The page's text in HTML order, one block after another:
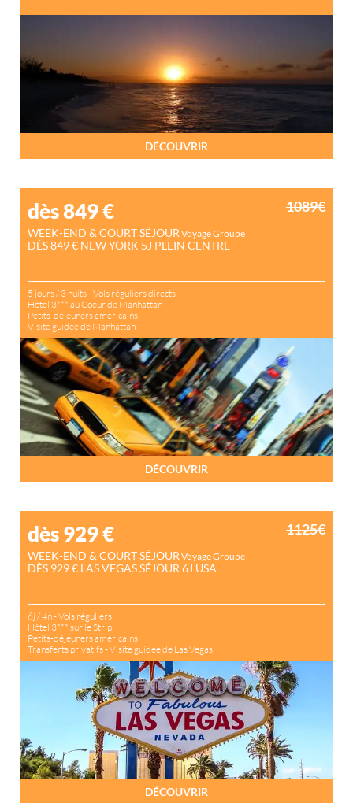
DÉCOUVRIR
dès 849€
WEEK-END & COURT SÉJOUR Voyage Groupe
DÈS 849 € NEW YORK 5J PLEIN CENTRE
5 jours / 3 nuits - Vols réguliers directs
Hôtel 3*** au Coeur de Manhattan
Petits-déjeuners américains
Visite guidée de Manhattan
DÉCOUVRIR
1089€
dès 929€
WEEK-END & COURT SÉJOUR Voyage Groupe
DÈS 929 € LAS VEGAS SÉJOUR 6J USA
6j / 4n - Vols réguliers
Hôtel 3*** sur le Strip
Petits-déjeuners américains
Transferts privatifs - Visite guidée de Las Vegas
DÉCOUVRIR
1125€